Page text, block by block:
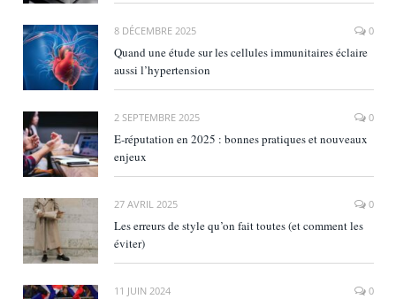
8 DÉCEMBRE 2025 0
Quand une étude sur les cellules immunitaires éclaire
aussi l’hypertension
2 SEPTEMBRE 2025 0
E‑réputation en 2025 : bonnes pratiques et nouveaux
enjeux
27 AVRIL 2025 0
Les erreurs de style qu’on fait toutes (et comment les
éviter)
11 JUIN 2024 0